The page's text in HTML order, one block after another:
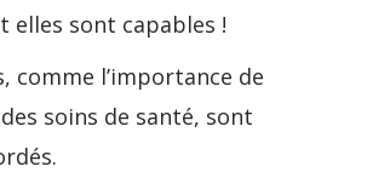
elles sont capables !
comme l’importance de
soins de santé, sont